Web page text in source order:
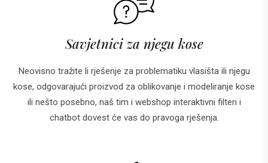
Savjetnici za njegu kose
Neovisno tražite li rješenje za problematiku vlasišta ili njegu
kose, odgovarajući proizvod za oblikovanje i modeliranje kose
ili nešto posebno, naš tim i webshop interaktivni filteri i
chatbot dovest će vas do pravoga rješenja.